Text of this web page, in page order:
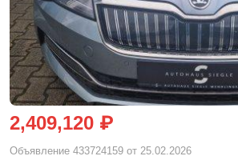
2,409,120 ₽
Объявление 433724159 от 25.02.2026